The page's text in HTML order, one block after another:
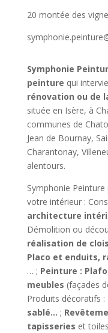
20 montée des
Symphonie
peinture qui
rénovation ou de
située en Isère, à
communes de
Jean de Bournay,
Charantonay,
alentours.
Symphonie
votre intérieur :
architecture
Démolition ou
réalisation de
Placo et enduits,
… ; Peinture :
meubles (façades
Produits décoratifs :
sablé… ;
tapisseries et